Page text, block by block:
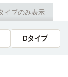
イプのみ表示
Dタイプ